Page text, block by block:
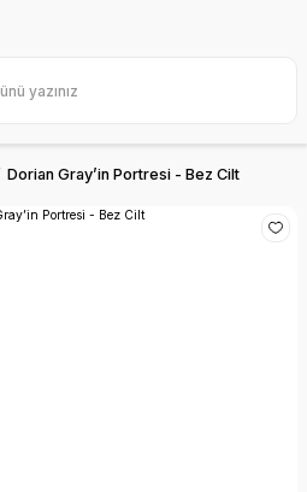
Dorian Gray’in Portresi - Bez Cilt